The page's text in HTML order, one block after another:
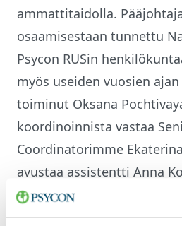
ammattitaidolla.
osaamisestaan tunnettu
Psycon RUSin
myös useiden vuosien
toiminut Oksana
koordinoinnista vastaa
Coordinatorimme
avustaa assistentti Anna
Heidän tukenaan on tiivis
on työskennellyt Psyconin